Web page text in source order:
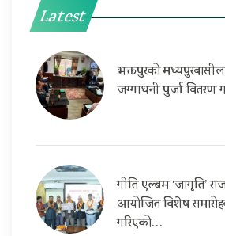
Latest
भक्तपुरको
जग्गाधनी पुर्जा वितरण
गीति एल्बम ‘जागृति’
आयोजित विशेष
गरिएको…